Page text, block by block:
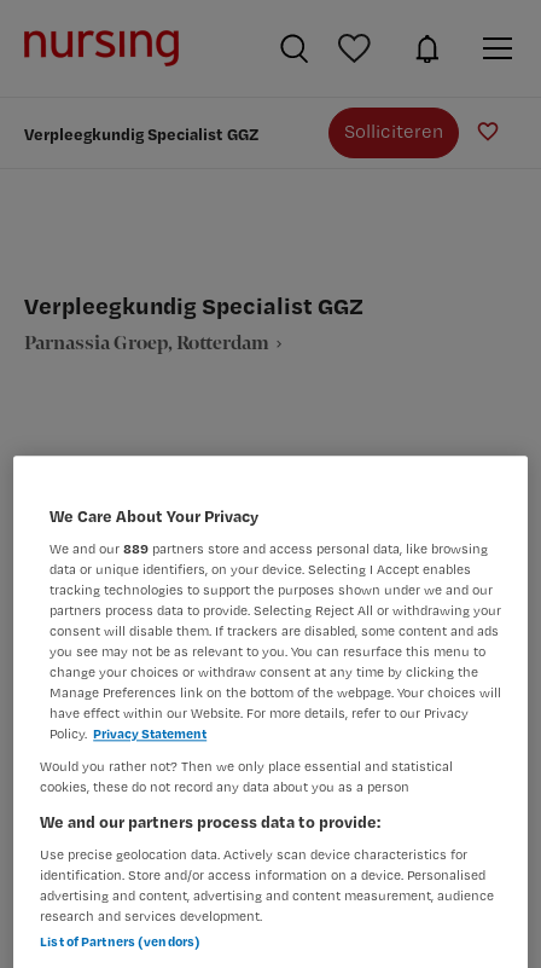
Verpleegkundig Specialist GGZ Solliciteren
Verpleegkundig Specialist GGZ
Parnassia Groep, Rotterdam
Verpleegkunde
BRANCHE
Zelfstandige kliniek
AANSTELLING
Vaste aanstelling
6 mei 2025 HBO
ERVARING
Ervaren
DIENSTVERBAND
Vacature niet beschikbaar
Deze vacature Verpleegkundig Specialist GGZ bij
Parnassia Groep is niet meer actueel. Hieronder staan
enkele vergelijkbare vacatures die voor u wellicht
interessant zijn.
We Care About Your Privacy
We and our889 partners store and access personal data, like browsing
data or unique identifiers, on your device. Selecting I Accept enables
tracking technologies to support the purposes shown under we and our
partners process data to provide. Selecting Reject All or withdrawing your
consent will disable them. If trackers are disabled, some content and ads
you see may not be as relevant to you. You can resurface this menu to
change your choices or withdraw consent at any time by clicking the
Manage Preferences link on the bottom of the webpage. Your choices will
have effect within our Website. For more details, refer to our Privacy
Policy. Privacy Statement
Would you rather not? Then we only place essential and statistical
cookies, these do not record any data about you as a person
We and our partners process data to provide:
Use precise geolocation data. Actively scan device characteristics for
identification. Store and/or access information on a device. Personalised
advertising and content, advertising and content measurement, audience
research and services development.
List of Partners (vendors)